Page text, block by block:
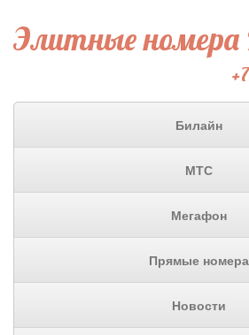
Элитные номера
Билайн
МТС
Мегафон
Прямые номера
Новости